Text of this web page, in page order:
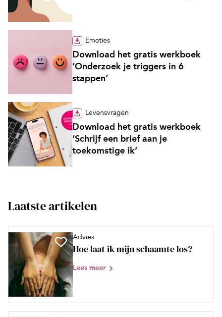
Emoties
Download het gratis werkboek
‘Onderzoek je triggers in 6
stappen’
Levensvragen
Download het gratis werkboek
‘Schrijf een brief aan je
toekomstige ik’
Laatste artikelen
Advies
Hoe laat ik mijn schaamte los?
Lees meer